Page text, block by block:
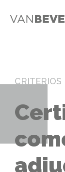
CRITERIOS